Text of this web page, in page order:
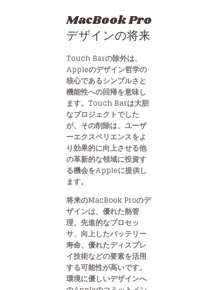
MacBook Pro
デザインの将来
Touch Barの除外は、
Appleのデザイン哲学の
核心であるシンプルさと
機能性への回帰を意味し
ます。Touch Barは大胆
なプロジェクトでした
が、その削除は、ユーザ
ーエクスペリエンスをよ
り効果的に向上させる他
の革新的な領域に投資す
る機会をAppleに提供し
ます。
将来のMacBook Proのデ
ザインは、優れた熱管
理、先進的なプロセッ
サ、向上したバッテリー
寿命、優れたディスプレ
イ技術などの要素を活用
する可能性が高いです。
環境に優しいデザインへ